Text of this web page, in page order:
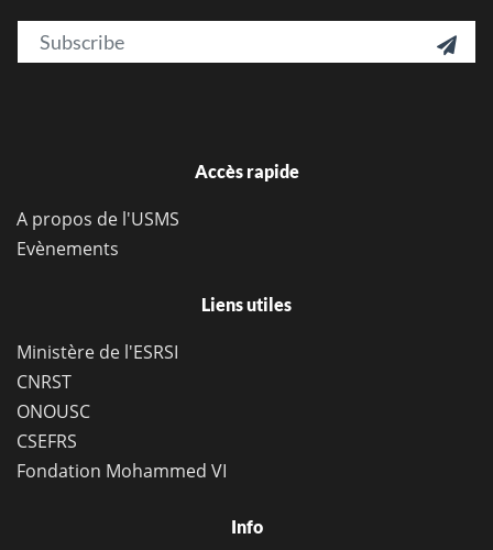
Email 
Accès rapide
A propos de l'USMS
Evènements
Liens utiles
Ministère de l'ESRSI
CNRST
ONOUSC
CSEFRS
Fondation Mohammed VI
Info